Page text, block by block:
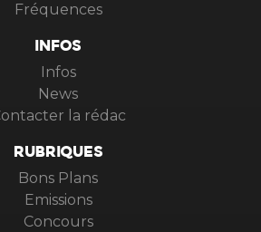
Fréquences
INFOS
Infos
News
la rédac
RUBRIQUES
Bons Plans
Emissions
Concours